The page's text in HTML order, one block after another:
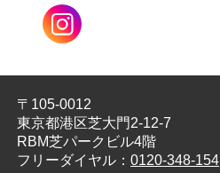
〒105-0012
東京都港区芝大門2-12-7
RBM芝パークビル4階
フリーダイヤル：0120-348-154